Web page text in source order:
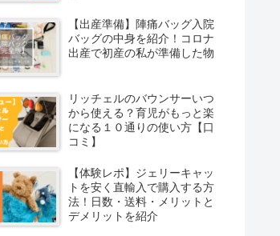
【出産準備】陣痛バッグ入院
バッグの中身を紹介！コロナ
出産で初産の私が準備した物
リッチェルのバウンサーいつ
から使える？育児がもっと楽
になる１０通りの使い方【口
コミ】
【体験レポ】ジェリーキャッ
トを安く直輸入で購入する方
法！日数・送料・メリットと
デメリットを紹介